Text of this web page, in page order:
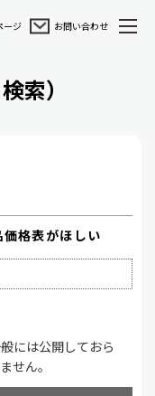
ージ お問い合わせ
索）
格表がほしい
には公開しておら
せん。